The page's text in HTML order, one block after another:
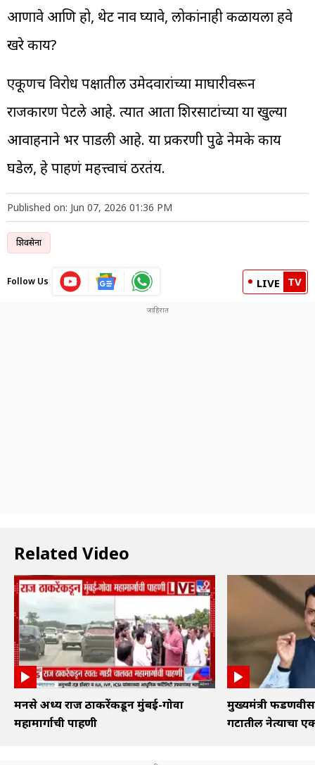
आणावे आणि हो, थेट नाव घ्यावे, लोकांनाही कळायला हवे
खरे काय?
एकूणच विरोध पक्षातील उमेदवारांच्या माघारीवरून
राजकारण पेटले आहे. त्यात आता शिरसाटांच्या या खुल्या
आवाहनाने भर पाडली आहे. या प्रकरणी पुढे नेमके काय
घडेल, हे पाहणं महत्त्वाचं ठरतंय.
Published on: Jun 07, 2026 01:36 PM
शिवसेना
Follow Us LIVE TV
Related Video
मनसे अध्यक्ष राज ठाकरेंकडून मुंबई-गोवा
महामार्गाची पाहणी
मुख्यमंत्री
गटातील नेत्याचा